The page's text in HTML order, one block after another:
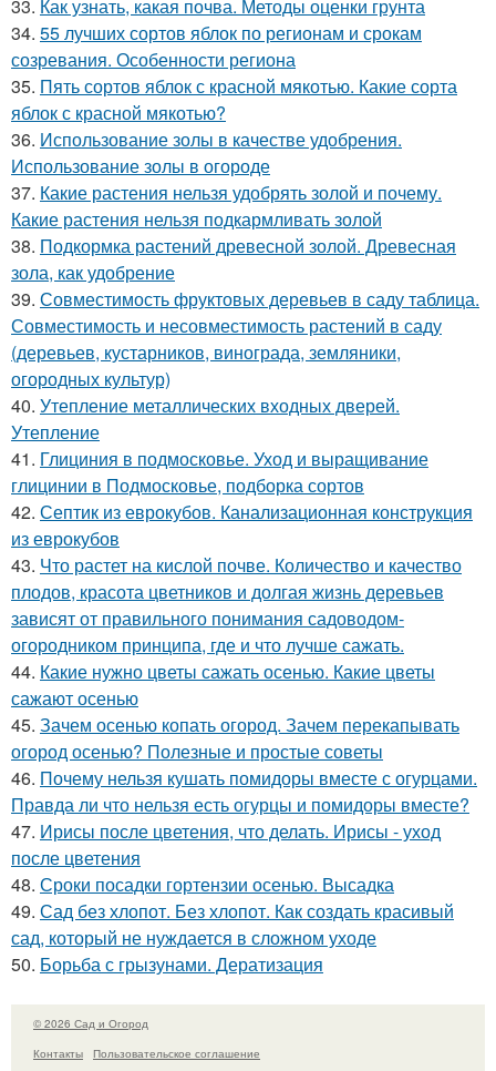
33. Как узнать, какая почва. Методы оценки грунта
34. 55 лучших сортов яблок по регионам и срокам
созревания. Особенности региона
35. Пять сортов яблок с красной мякотью. Какие сорта
яблок с красной мякотью?
36. Использование золы в качестве удобрения.
Использование золы в огороде
37. Какие растения нельзя удобрять золой и почему.
Какие растения нельзя подкармливать золой
38. Подкормка растений древесной золой. Древесная
зола, как удобрение
39. Совместимость фруктовых деревьев в саду таблица.
Совместимость и несовместимость растений в саду
(деревьев, кустарников, винограда, земляники,
огородных культур)
40. Утепление металлических входных дверей.
Утепление
41. Глициния в подмосковье. Уход и выращивание
глицинии в Подмосковье, подборка сортов
42. Септик из еврокубов. Канализационная конструкция
из еврокубов
43. Что растет на кислой почве. Количество и качество
плодов, красота цветников и долгая жизнь деревьев
зависят от правильного понимания садоводом-
огородником принципа, где и что лучше сажать.
44. Какие нужно цветы сажать осенью. Какие цветы
сажают осенью
45. Зачем осенью копать огород. Зачем перекапывать
огород осенью? Полезные и простые советы
46. Почему нельзя кушать помидоры вместе с огурцами.
Правда ли что нельзя есть огурцы и помидоры вместе?
47. Ирисы после цветения, что делать. Ирисы - уход
после цветения
48. Сроки посадки гортензии осенью. Высадка
49. Сад без хлопот. Без хлопот. Как создать красивый
сад, который не нуждается в сложном уходе
50. Борьба с грызунами. Дератизация
© 2026 Сад и Огород
Контакты
Пользовательское соглашение